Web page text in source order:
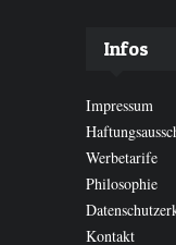
Infos
Impressum
Werbetarife
Philosophie
Kontakt